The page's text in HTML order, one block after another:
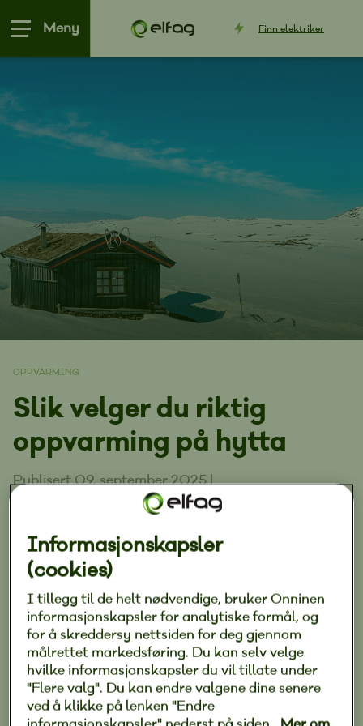
Meny Finn elektriker
OPPVARMING
Slik velger du riktig
oppvarming på hytta
Publisert 09. september 2025|
på hytta? Dette er de beste løsningene for
oppvarming på hytta.
Oppvarming på hytta handler selvfølgelig om
komfort, men også om energieffektivitet og hva
som fungerer på akkurat din hytte. Det finnes
mange muligheter: varmepumpe, varmekabler,
Informasjonskapsler
(cookies)
I tillegg til de helt nødvendige, bruker Onninen
informasjonskapsler for analytiske formål, og
for å skreddersy nettsiden for deg gjennom
målrettet markedsføring. Du kan selv velge
hvilke informasjonskapsler du vil tillate under
"Flere valg". Du kan endre valgene dine senere
ved å klikke på lenken "Endre